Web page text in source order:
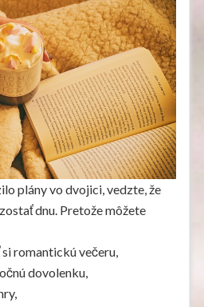
plány vo dvojici, vedzte, že
dnu. Pretože môžete
romantickú večeru,
dovolenku,